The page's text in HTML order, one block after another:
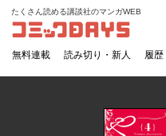
コミックDAYS
たくさん読める講談社のマンガWEB
無料連載 読み切り・新人 履歴